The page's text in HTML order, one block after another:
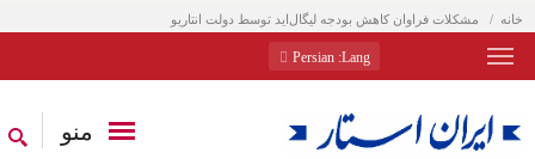
خانه مشکلات فراوان کاهش بودجه لیگال‌اید توسط دولت انتاریو
Lang
: Persian
منو